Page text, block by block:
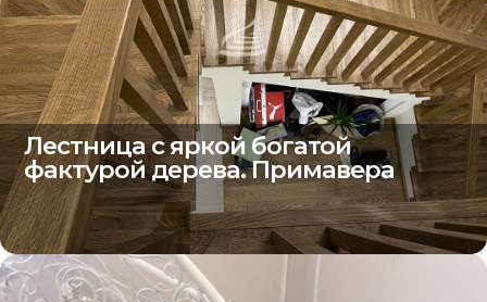
Лестница с яркой богатой
фактурой дерева. Примавера